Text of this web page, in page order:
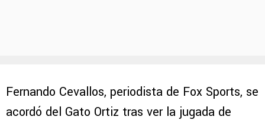
Fernando Cevallos, periodista de Fox Sports, se
acordó del Gato Ortiz tras ver la jugada de